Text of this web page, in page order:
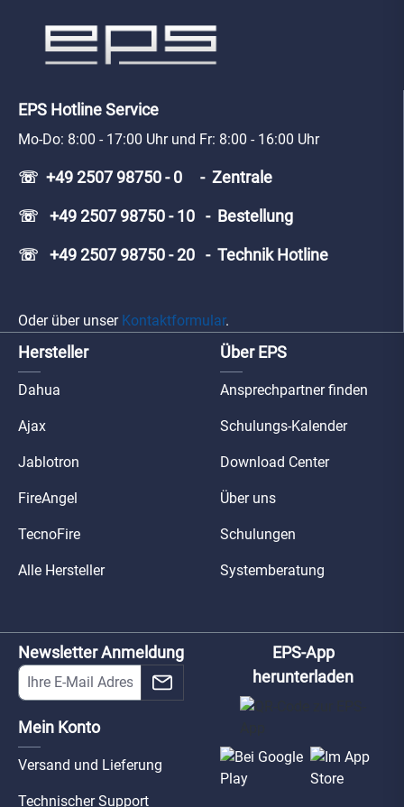
EPS Hotline Service
Mo-Do: 8:00 - 17:00 Uhr und Fr: 8:00 - 16:00 Uhr
☏ +49 2507 98750 - 0 - Zentrale
☏ +49 2507 98750 - 10 - Bestellung
☏ +49 2507 98750 - 20 - Technik Hotline
Oder über unser Kontaktformular.
Hersteller
Dahua
Ajax
Jablotron
FireAngel
TecnoFire
Alle Hersteller
Über EPS
Ansprechpartner finden
Schulungs-Kalender
Download Center
Über uns
Schulungen
Systemberatung
Newsletter Anmeldung
Mein Konto
Versand und Lieferung
Technischer Support
EPS-App
herunterladen